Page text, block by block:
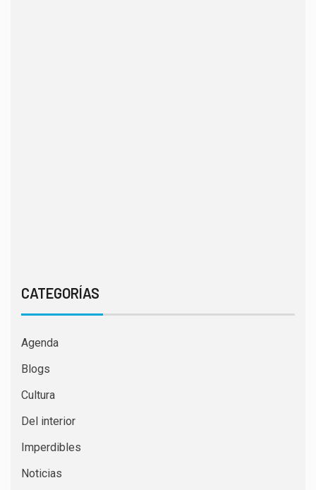
CATEGORÍAS
Agenda
Blogs
Cultura
Del interior
Imperdibles
Noticias